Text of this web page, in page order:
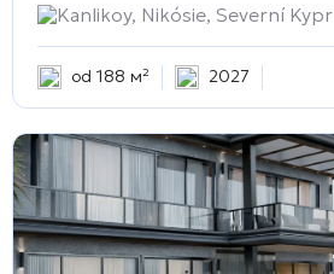
Kanlikoy, Nikósie, Severní Kypr
od 188 м² 2027